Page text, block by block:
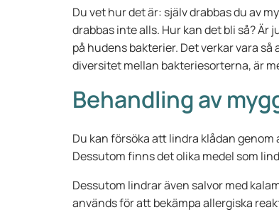
Du vet hur det är: själv drabbas du av
drabbas inte alls. Hur kan det bli så?
på hudens bakterier. Det verkar vara
diversitet mellan bakteriesorterna, är
Behandling av
Du kan försöka att lindra klådan
Dessutom finns det olika medel som
Dessutom lindrar även salvor med
används för att bekämpa allergiska